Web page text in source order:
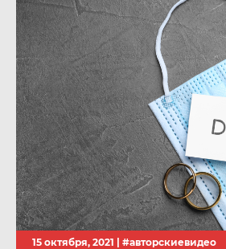
15 октября, 2021 | #авторскиевидео